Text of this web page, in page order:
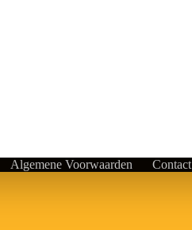
Algemene Voorwaarden
Contact